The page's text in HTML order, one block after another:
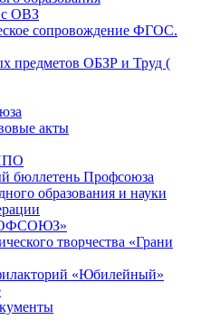
ОВЗ
сопровождение ФГОС.
предметов ОБЗР и Труд (
акты
бюллетень Профсоюза
образования и науки
творчества «Грани
«Юбилейный»